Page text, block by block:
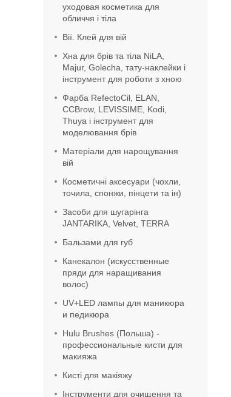
уходовая косметика для
обличчя і тіла
Вії. Клей для вій
Хна для брів та тіла NiLA,
Majur, Golecha, тату-наклейки і
інструмент для роботи з хною
Фарба RefeсtoCil, ELAN,
CCBrow, LEVISSIME, Kodi,
Thuya і інструмент для
моделювання брів
Матеріали для нарощування
вій
Косметичні аксесуари (чохли,
точила, спонжи, пінцети та ін)
Засоби для шугарінга
JANTARIKA, Velvet, TERRA
Бальзами для губ
Канекалон (искусственные
пряди для наращивания
волос)
UV+LED лампы для маникюра
и педикюра
Hulu Brushes (Польша) -
профессиональные кисти для
макияжа
Кисті для макіяжу
Інструменти для очищення та